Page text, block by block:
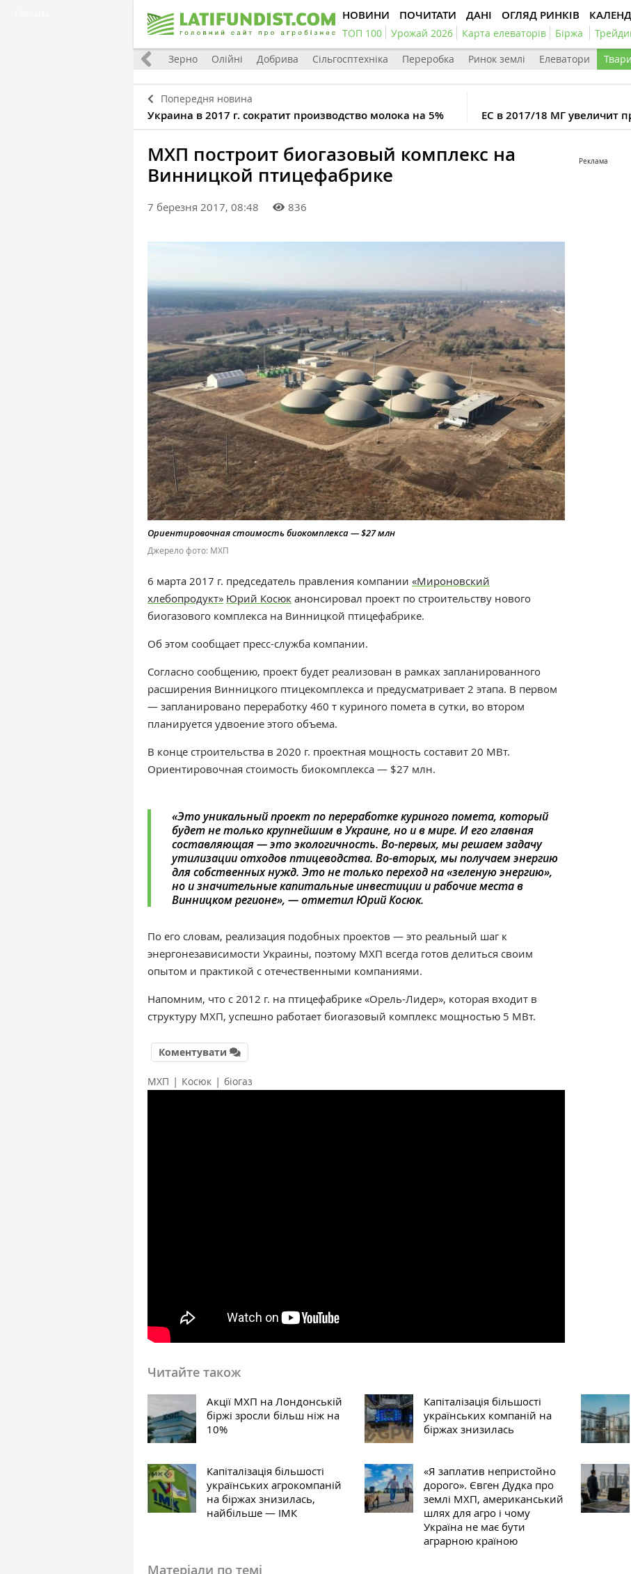
НОВИНИ ПОЧИТАТИ ДАНІ ОГЛЯД РИНКІВ
ТОП 100 Урожай 2026 Карта елеваторів Біржа
Світ Зерно Олійні Добрива Сільгосптехніка Переробка Ринок землі Елеватори
Попередня новина
Украина в 2017 г. сократит производство молока на 5% ЕС в 2017/18 МГ увеличит
МХП построит биогазовый комплекс на
Винницкой птицефабрике
7 березня 2017, 08:48 836
Ориентировочная стоимость биокомплекса — $27 млн
Джерело фото: МХП
6 марта 2017 г. председатель правления компании «Мироновский
хлебопродукт» Юрий Косюк анонсировал проект по строительству нового
биогазового комплекса на Винницкой птицефабрике.
Об этом сообщает пресс-служба компании.
Согласно сообщению, проект будет реализован в рамках запланированного
расширения Винницкого птицекомплекса и предусматривает 2 этапа. В первом
— запланировано переработку 460 т куриного помета в сутки, во втором
планируется удвоение этого объема.
В конце строительства в 2020 г. проектная мощность составит 20 МВт.
Ориентировочная стоимость биокомплекса — $27 млн.
«Это уникальный проект по переработке куриного помета, который
будет не только крупнейшим в Украине, но и в мире. И его главная
составляющая — это экологичность. Во-первых, мы решаем задачу
утилизации отходов птицеводства. Во-вторых, мы получаем энергию
для собственных нужд. Это не только переход на «зеленую энергию»,
но и значительные капитальные инвестиции и рабочие места в
Винницком регионе», — отметил Юрий Косюк.
По его словам, реализация подобных проектов — это реальный шаг к
энергонезависимости Украины, поэтому МХП всегда готов делиться своим
опытом и практикой с отечественными компаниями.
Напомним, что с 2012 г. на птицефабрике «Орель-Лидер», которая входит в
структуру МХП, успешно работает биогазовый комплекс мощностью 5 МВт.
Коментувати
МХП | Косюк | біогаз
Реклама
Читайте також
Акції МХП на Лондонській
біржі зросли більш ніж на
10%
Капіталізація більшості
українських компаній на
біржах знизилась
Капіталізація більшості
українських агрокомпаній
на біржах знизилась,
найбільше — ІМК
«Я заплатив непристойно
дорого». Євген Дудка про
землі МХП, американський
шлях для агро і чому
Україна не має бути
аграрною країною
Матеріали по темі